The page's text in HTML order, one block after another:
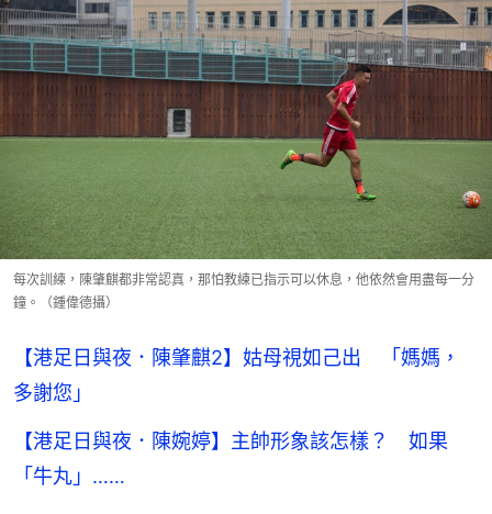
每次訓練，陳肇麒都非常認真，那怕教練已指示可以休息，他依然會用盡每一分
鐘。（鍾偉德攝）
【港足日與夜．陳肇麒2】姑母視如己出 「媽媽，
多謝您」
【港足日與夜．陳婉婷】主帥形象該怎樣？ 如果
「牛丸」……